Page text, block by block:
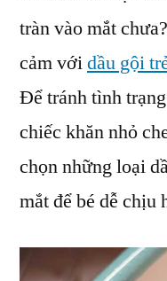
tràn vào mắt
cảm vớidầu gội
Để tránh tình
chiếc khăn nhỏ
chọn những loại
mắt để bé dễ chịu